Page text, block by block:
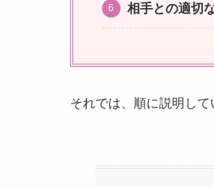
相手との適切
それでは、順に説明して